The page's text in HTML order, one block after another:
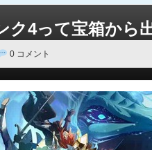
ク4って宝箱から
0 コメント